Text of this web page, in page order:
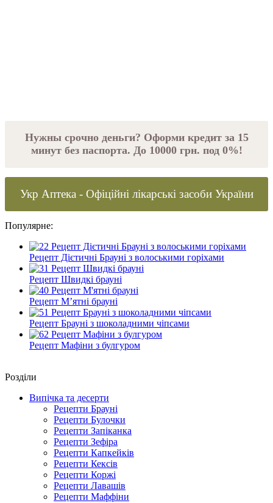
Нужны срочно деньги? Оформи кредит за 15
минут без паспорта. До 10000 грн. под 0%!
Укр Аптека - Офіційні лікарські засоби України
Популярне:
Рецепт Дієтичні Брауні з волоськими горіхами
Рецепт Швидкі брауні
Рецепт М’ятні брауні
Рецепт Брауні з шоколадними чіпсами
Рецепт Мафіни з булгуром
Роздiли
Випічка та десерти
Рецепти Брауні
Рецепти Булочки
Рецепти Запіканка
Рецепти Зефіра
Рецепти Капкейків
Рецепти Кексів
Рецепти Коржі
Рецепти Лавашів
Рецепти Маффіни